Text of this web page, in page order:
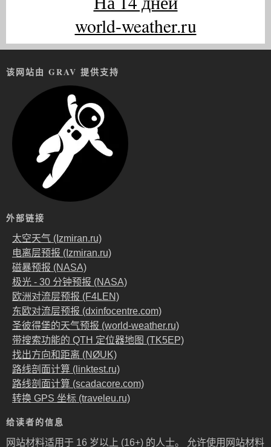
world-weather.ru
该网站由 GRAV 提供支持
外部链接
太空天气 (Izmiran.ru)
电离层预报 (Izmiran.ru)
磁暴预报 (NASA)
极光 - 30 分钟预报 (NASA)
欧洲对流层预报 (F4LEN)
东欧对流层预报 (dxinfocentre.com)
圣彼得堡的天气预报 (world-weather.ru)
带搜索功能的 QTH 定位器地图 (TK5EP)
找出方向和距离 (NØUK)
路线剖面计算 (linktest.ru)
路线剖面计算 (scadacore.com)
转换 GPS 坐标 (traveleu.ru)
给读者的信息
网站材料适用于 16 岁以上 (16+) 的人士。 允许使用网站材料